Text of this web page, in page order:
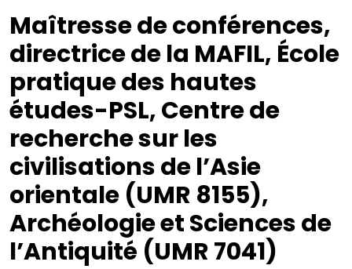
Maîtresse de conférences,
directrice de la MAFIL, École
pratique des hautes
études-PSL, Centre de
recherche sur les
civilisations de l’Asie
orientale (UMR 8155),
Archéologie et Sciences de
l’Antiquité (UMR 7041)